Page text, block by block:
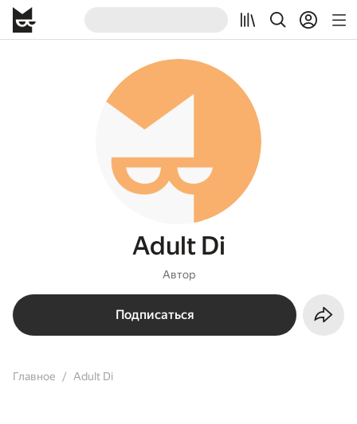
Adult Di
Автор
Подписаться
Главное Adult Di